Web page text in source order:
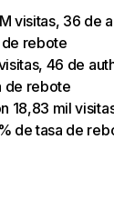
visitas, 36 de
rebote
46 de
de rebote
18,83 mil
de tasa de